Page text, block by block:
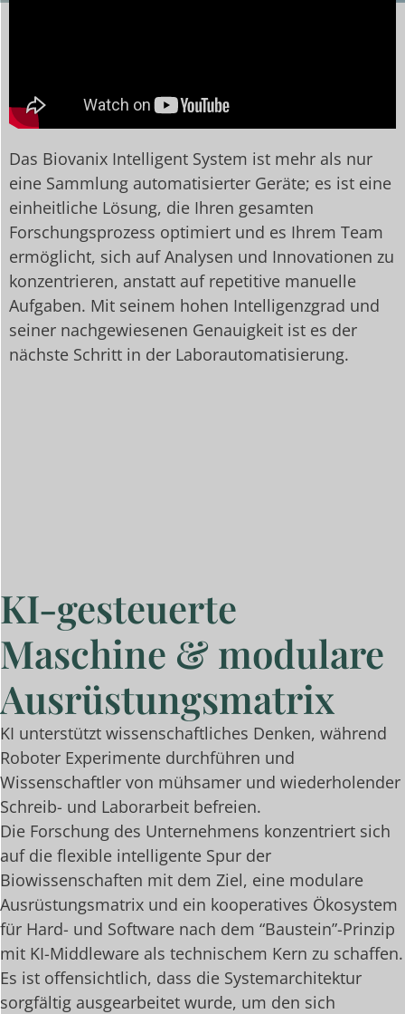
Das Biovanix Intelligent System ist mehr als nur
eine Sammlung automatisierter Geräte; es ist eine
einheitliche Lösung, die Ihren gesamten
Forschungsprozess optimiert und es Ihrem Team
ermöglicht, sich auf Analysen und Innovationen zu
konzentrieren, anstatt auf repetitive manuelle
Aufgaben. Mit seinem hohen Intelligenzgrad und
seiner nachgewiesenen Genauigkeit ist es der
nächste Schritt in der Laborautomatisierung.
KI-gesteuerte
Maschine & modulare
Ausrüstungsmatrix
KI unterstützt wissenschaftliches Denken, während
Roboter Experimente durchführen und
Wissenschaftler von mühsamer und wiederholender
Schreib- und Laborarbeit befreien.
Die Forschung des Unternehmens konzentriert sich
auf die flexible intelligente Spur der
Biowissenschaften mit dem Ziel, eine modulare
Ausrüstungsmatrix und ein kooperatives Ökosystem
für Hard- und Software nach dem “Baustein”-Prinzip
mit KI-Middleware als technischem Kern zu schaffen.
Es ist offensichtlich, dass die Systemarchitektur
sorgfältig ausgearbeitet wurde, um den sich